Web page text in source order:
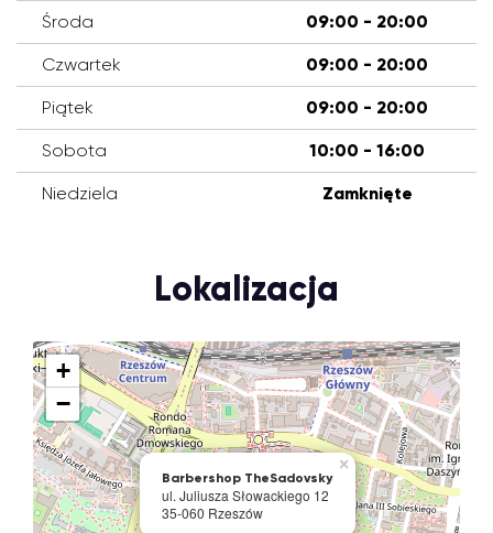
Środa 09:00 - 20:00
Czwartek 09:00 - 20:00
Piątek 09:00 - 20:00
Sobota 10:00 - 16:00
Niedziela Zamknięte
Lokalizacja
Barbershop TheSadovsky
ul. Juliusza Słowackiego 12
35-060 Rzeszów
×
+
−